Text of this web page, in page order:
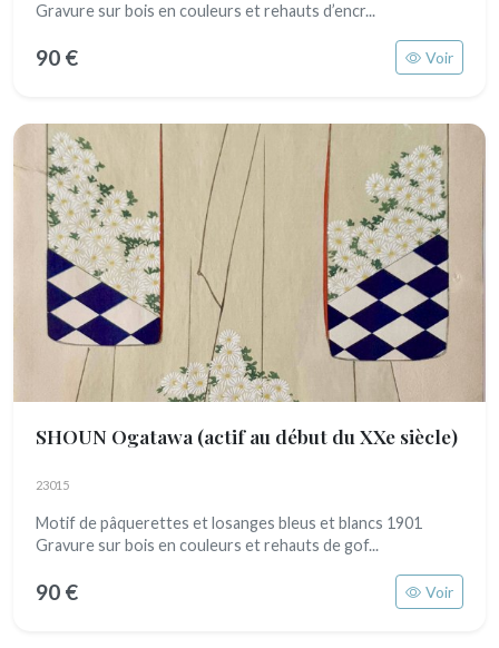
Gravure sur bois en couleurs et rehauts d’encr...
90 € Voir
SHOUN Ogatawa (actif au début du XXe siècle)
23015
Motif de pâquerettes et losanges bleus et blancs 1901
Gravure sur bois en couleurs et rehauts de gof...
90 € Voir